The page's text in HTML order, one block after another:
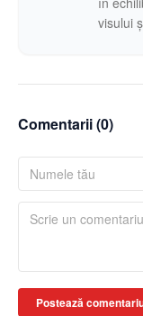
visului
Comentarii (0)
Postează